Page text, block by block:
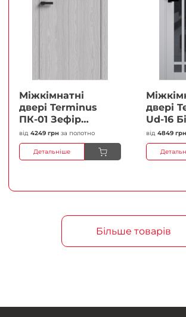
Міжкімнатні
двері Terminus
ПК-01 Зефір
Глухі Плівка
від 4249 грн за полотно
Детальніше
двері
Ud-16
білий
від 4849 грн
Більше товарів